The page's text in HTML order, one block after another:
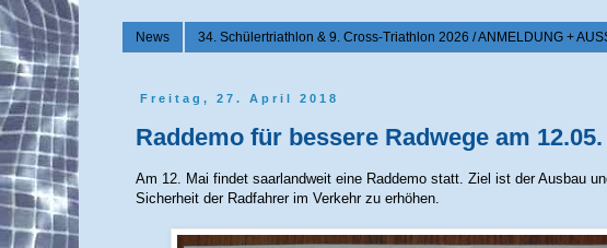
News 34. Schülertriathlon & 9. Cross-Triathlon 2026 / ANMELDUNG +
Freitag, 27. April 2018
Raddemo für bessere Radwege am
Am 12. Mai findet saarlandweit eine Raddemo statt. Ziel ist der Ausbau
Sicherheit der Radfahrer im Verkehr zu erhöhen.